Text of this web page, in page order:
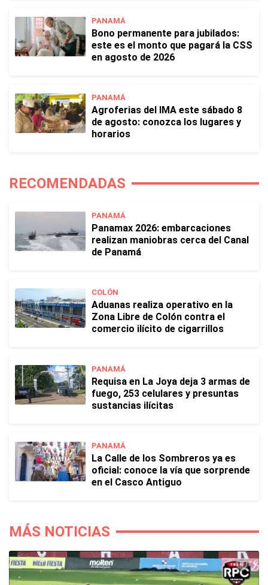
PANAMÁ
Bono permanente para jubilados:
este es el monto que pagará la CSS
en agosto de 2026
PANAMÁ
Agroferias del IMA este sábado 8
de agosto: conozca los lugares y
horarios
RECOMENDADAS
PANAMÁ
Panamax 2026: embarcaciones
realizan maniobras cerca del Canal
de Panamá
COLÓN
Aduanas realiza operativo en la
Zona Libre de Colón contra el
comercio ilícito de cigarrillos
PANAMÁ
Requisa en La Joya deja 3 armas de
fuego, 253 celulares y presuntas
sustancias ilícitas
PANAMÁ
La Calle de los Sombreros ya es
oficial: conoce la vía que sorprende
en el Casco Antiguo
MÁS NOTICIAS